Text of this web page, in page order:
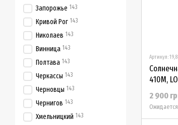
Артикул:
410M,
2 900
Ожидается
Запорожье 143
Кривой Рог 143
Николаев 143
Винница 143
Полтава 143
Черкассы 143
Черновцы 143
Чернигов 143
Хмельницкий 143